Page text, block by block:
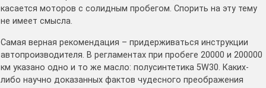
касается моторов с солидным пробегом. Спорить на эту тему
не имеет смысла.
Самая верная рекомендация – придерживаться инструкции
автопроизводителя. В регламентах при пробеге 20000 и 200000
км указано одно и то же масло: полусинтетика 5W30. Каких-
либо научно доказанных фактов чудесного преображения